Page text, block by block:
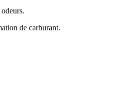
de carburant.